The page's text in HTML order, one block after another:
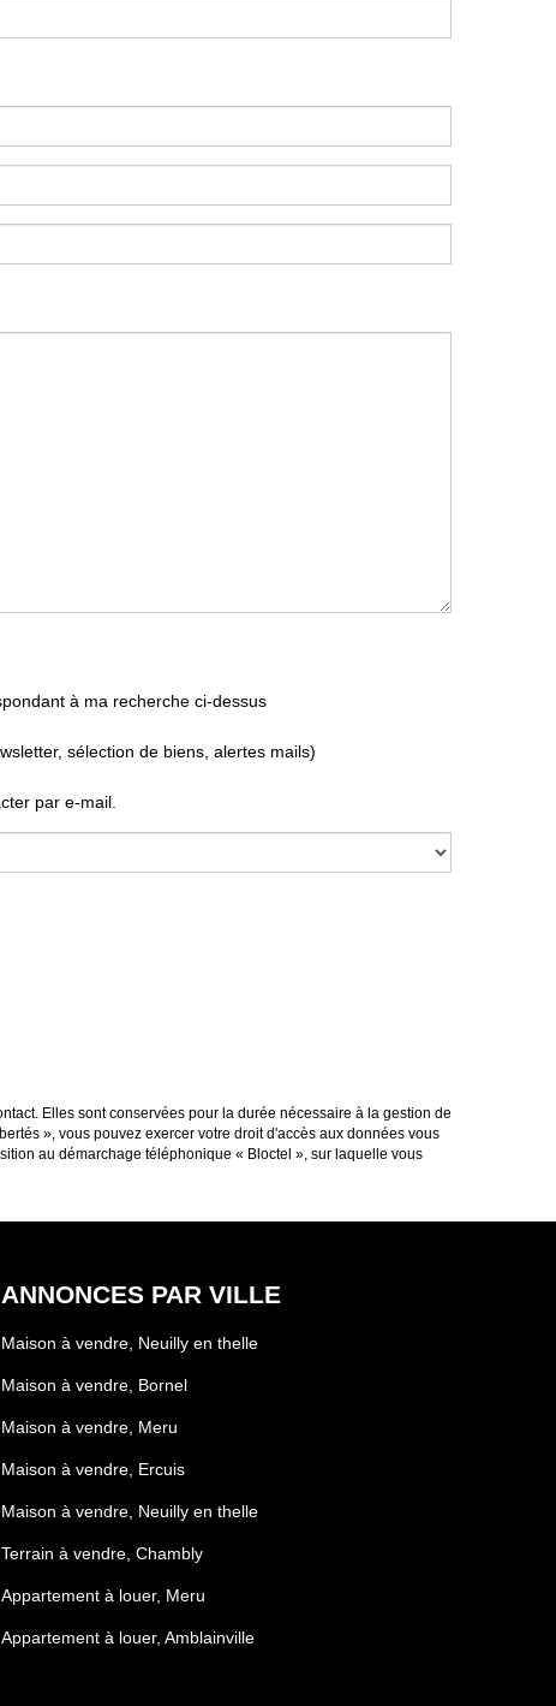
à ma recherche ci-dessus
sélection de biens, alertes mails)
par e-mail.
Elles sont conservées pour la durée nécessaire à la gestion de
», vous pouvez exercer votre droit d'accès aux données vous
au démarchage téléphonique « Bloctel », sur laquelle vous
ANNONCES PAR VILLE
Maison à vendre, Neuilly en thelle
Maison à vendre, Bornel
Maison à vendre, Meru
Maison à vendre, Ercuis
Maison à vendre, Neuilly en thelle
Terrain à vendre, Chambly
Appartement à louer, Meru
Appartement à louer, Amblainville